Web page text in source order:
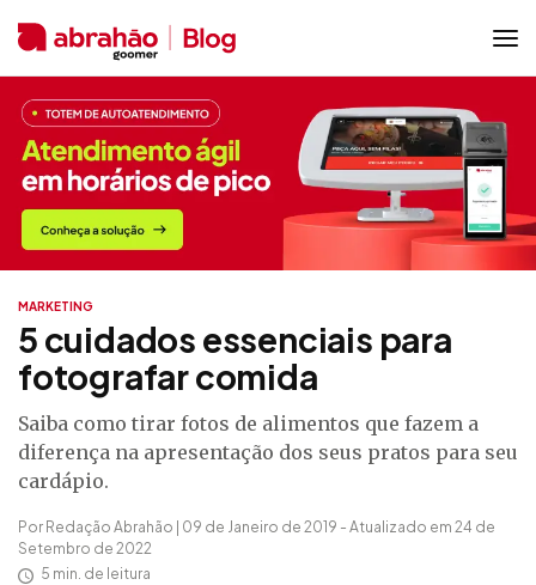
MARKETING
5 cuidados essenciais para
fotografar comida
Saiba como tirar fotos de alimentos que fazem a
diferença na apresentação dos seus pratos para seu
cardápio.
Por Redação Abrahão | 09 de Janeiro de 2019 - Atualizado em 24 de
Setembro de 2022
5 min. de leitura